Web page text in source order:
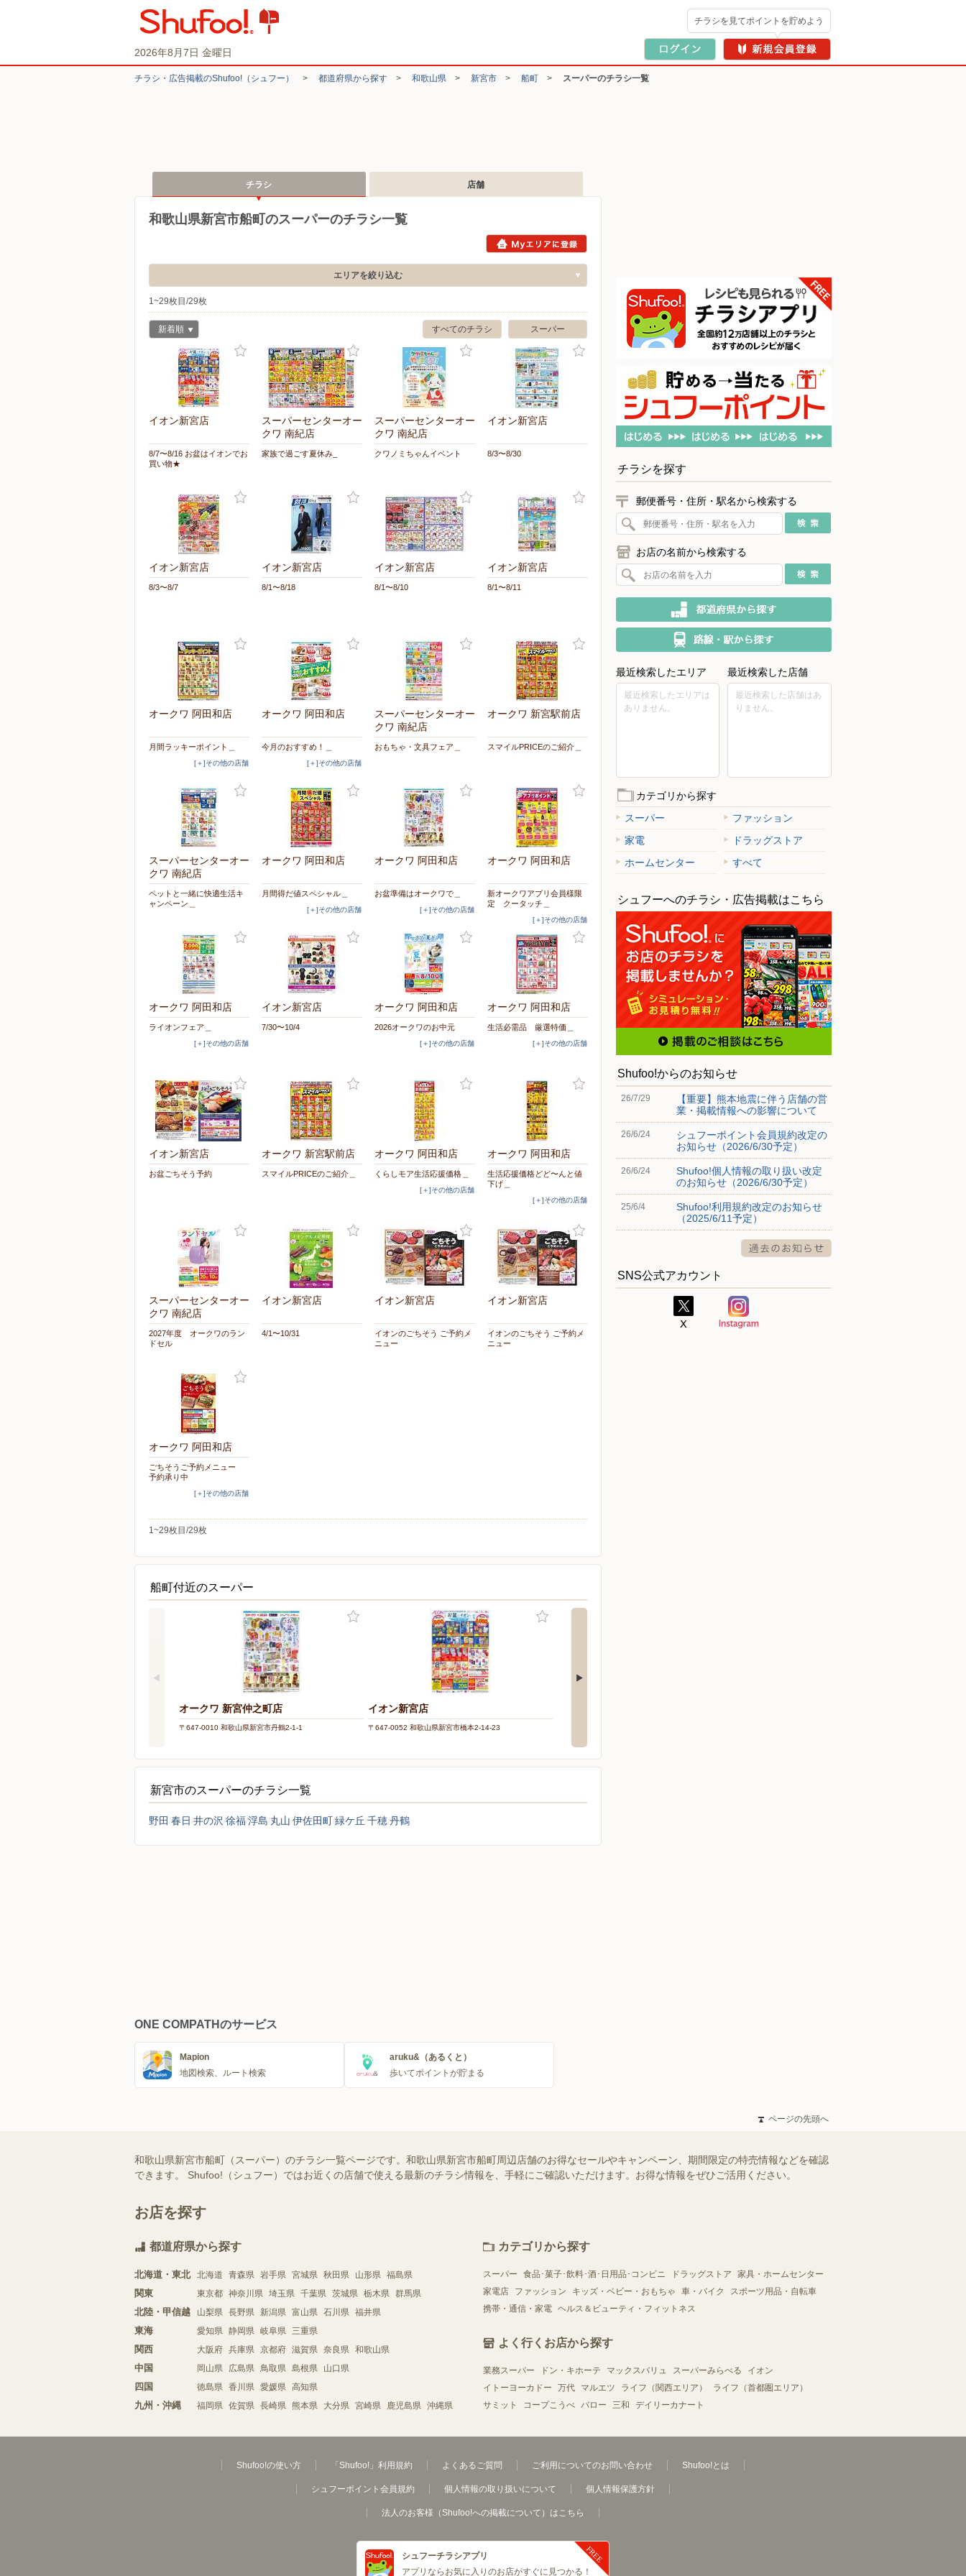
2026年8月7日 金曜日
チラシを見てポイントを貯めよう
チラシ・​広告掲載の​Shufoo!​（シュフー） > 都道府県から探す > 和歌山県 > 新宮市 > 船町 > スーパーのチラシ一覧
チラシ 店舗
和歌山県新宮市船町のスーパーのチラシ一覧
エリアを絞り込む
1~29枚目/29枚
スーパー
すべてのチラシ
新着順
イオン新宮店
8/7〜8/16 お盆はイオンでお
買い物★
スーパーセンターオー
クワ 南紀店
家族で過ごす夏休み_
スーパーセンターオー
クワ 南紀店
クワノミちゃんイベント
イオン新宮店
8/3〜8/30
イオン新宮店
8/3〜8/7
イオン新宮店
8/1〜8/18
イオン新宮店
8/1〜8/10
イオン新宮店
8/1〜8/11
オークワ 阿田和店
月間ラッキーポイント＿
[＋]その他の店舗
オークワ 阿田和店
今月のおすすめ！＿
[＋]その他の店舗
スーパーセンターオー
クワ 南紀店
おもちゃ・文具フェア＿
オークワ 新宮駅前店
スマイルPRICEのご紹介＿
スーパーセンターオー
クワ 南紀店
ペットと一緒に快適生活キ
ャンペーン＿
オークワ 阿田和店
月間得だ値スペシャル＿
[＋]その他の店舗
オークワ 阿田和店
お盆準備はオークワで＿
[＋]その他の店舗
オークワ 阿田和店
新オークワアプリ会員様限
定 クータッチ＿
[＋]その他の店舗
オークワ 阿田和店
ライオンフェア＿
[＋]その他の店舗
イオン新宮店
7/30〜10/4
オークワ 阿田和店
2026オークワのお中元
[＋]その他の店舗
オークワ 阿田和店
生活必需品 厳選特価＿
[＋]その他の店舗
イオン新宮店
お盆ごちそう予約
オークワ 新宮駅前店
スマイルPRICEのご紹介＿
オークワ 阿田和店
くらしモア生活応援価格＿
[＋]その他の店舗
オークワ 阿田和店
生活応援価格どど〜んと値
下げ＿
[＋]その他の店舗
スーパーセンターオー
クワ 南紀店
2027年度 オークワのラン
ドセル
イオン新宮店
4/1〜10/31
イオン新宮店
イオンのごちそう ご予約メ
ニュー
イオン新宮店
イオンのごちそう ご予約メ
ニュー
オークワ 阿田和店
ごちそうご予約メニュー
予約承り中
[＋]その他の店舗
1~29枚目/29枚
船町付近のスーパー
オークワ 新宮仲之町店
〒647-0010 和歌山県新宮市丹鶴2-1-1
イオン新宮店
〒647-0052 和歌山県新宮市橋本2-14-23
新宮市のスーパーのチラシ一覧
野田 春日 井の沢 徐福浮島 丸山 伊佐田町緑ケ丘 千穂丹鶴
チラシを探す
郵便番号・住所・駅名から検索する
お店の名前から検索する
最近検索したエリア
最近検索したエリアは
ありません。
最近検索した店舗
最近検索した店舗はあ
りません。
カテゴリから探す
スーパー
ファッション
家電
ドラッグストア
ホームセンター
すべて
シュフーへのチラシ・広告掲載はこちら
Shufoo!からのお知らせ
26/7/29
【重要】熊本地震に伴う店舗の営
業・掲載情報への影響について
26/6/24
シュフーポイント会員規約改定の
お知らせ（2026/6/30予定）
26/6/24
Shufoo!個人情報の取り扱い改定
のお知らせ（2026/6/30予定）
25/6/4
Shufoo!利用規約改定のお知らせ
（2025/6/11予定）
SNS公式アカウント
ONE COMPATHのサービス
Mapion
地図検索、ルート検索
aruku&（あるくと）
歩いてポイントが貯まる
ページの先頭へ
和歌山県新宮市船町（スーパー）のチラシ一覧ページです。和歌山県新宮市船町周辺店舗のお得なセールやキャンペーン、期間限定の特売情報などを確認
できます。 Shufoo!（シュフー）ではお近くの店舗で使える最新のチラシ情報を、手軽にご確認いただけます。お得な情報をぜひご活用ください。
お店を探す
都道府県から探す
北海道・東北 北海道 青森県 岩手県 宮城県 秋田県 山形県 福島県
関東 東京都 神奈川県 埼玉県 千葉県 茨城県 栃木県 群馬県
北陸・甲信越 山梨県 長野県 新潟県 富山県 石川県 福井県
東海 愛知県 静岡県 岐阜県 三重県
関西 大阪府 兵庫県 京都府 滋賀県 奈良県 和歌山県
中国 岡山県 広島県 鳥取県 島根県 山口県
四国 徳島県 香川県 愛媛県 高知県
九州・沖縄 福岡県 佐賀県 長崎県 熊本県 大分県 宮崎県 鹿児島県 沖縄県
カテゴリから探す
スーパー 食品･菓子･飲料･酒･日用品･コンビニ ドラッグストア
家具・ホームセンター
家電店
ファッション キッズ・ベビー・おもちゃ 車・バイク
スポーツ用品・自転車
携帯・通信・家電 ヘルス＆ビューティ・フィットネス
よく行くお店から探す
業務スーパー ドン・キホーテ マックスバリュ スーパーみらべる
イオン
イトーヨーカドー
万代 マルエツ ライフ（関西エリア）
ライフ（首都圏エリア）
サミット
コープこうべ バロー 三和 デイリーカナート
Shufoo!の使い方 「Shufoo!」利用規約 よくあるご質問 ご利用についてのお問い合わせ Shufoo!とは
シュフーポイント会員規約 個人情報の取り扱いについて 個人情報保護方針
法人のお客様（Shufoo!への掲載について）はこちら
シュフーチラシアプリ
アプリならお気に入りのお店がすぐに見つかる！